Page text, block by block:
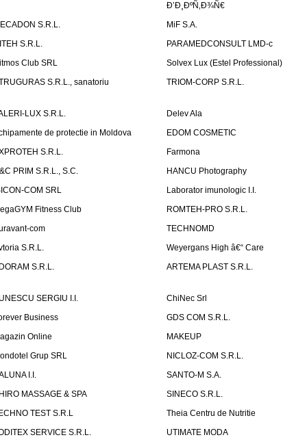
Ð’Ð¸ÐºÑ‚Ð¾Ñ€
S.R.L.
MiF S.A.
S.R.L.
PARAMEDCONSULT LMD-c
Club SRL
Solvex Lux (Estel Professional)
S.R.L., sanatoriu
TRIOM-CORP S.R.L.
LUX S.R.L.
Delev Ala
de protectie in Moldova
EDOM COSMETIC
S.R.L.
Farmona
PRIM S.R.L., S.C.
HANCU Photography
COM SRL
Laborator imunologic I.I.
Fitness Club
ROMTEH-PRO S.R.L.
com
TECHNOMD
S.R.L.
Weyergans High â€“ Care
S.R.L.
ARTEMA PLAST S.R.L.
SERGIU I.I.
ChiNec Srl
Business
GDS COM S.R.L.
Online
MAKEUP
Grup SRL
NICLOZ-COM S.R.L.
I.I.
SANTO-M S.A.
MASSAGE & SPA
SINECO S.R.L.
TEST S.R.L
Theia Centru de Nutritie
SERVICE S.R.L.
UTIMATE MODA